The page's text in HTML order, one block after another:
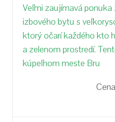
Veľmi zaujímavá
izbového bytu s
ktorý očarí každého kto
a zelenom prostredí.
kúpeľnom meste Bru